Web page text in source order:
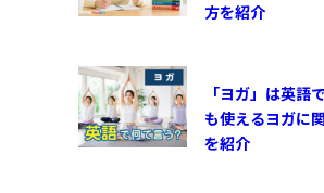
方を紹介
「ヨガ」は英語
も使えるヨガに
を紹介